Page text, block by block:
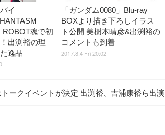
イ
ROBOT魂で初
出渕裕の理
逸品
「ガンダム0080」Blu-ray
BOXより描き下ろしイラス
ト公開 美樹本晴彦&出渕裕の
コメントも到着
2017.8.4 Fri 20:02
ークイベントが決定 出渕裕、吉浦康裕ら出演